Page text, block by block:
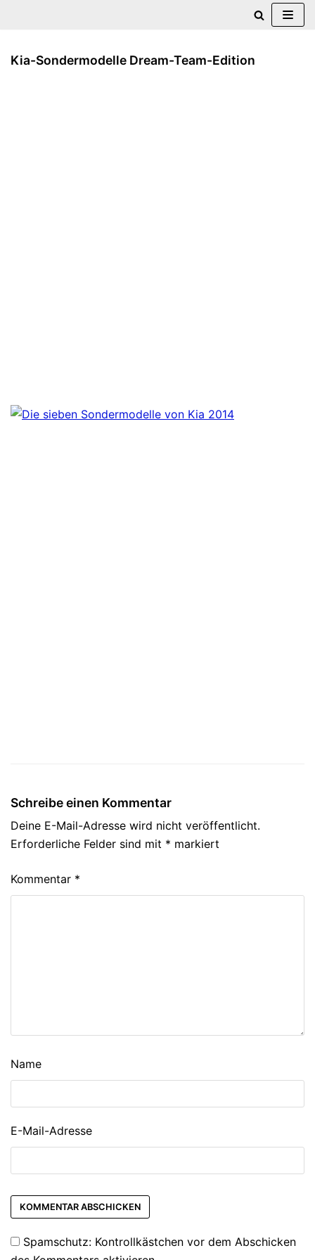
Inhalt
Kia-Sondermodelle Dream-Team-Edition
Schreibe einen Kommentar
Deine E-Mail-Adresse wird nicht veröffentlicht.
Erforderliche Felder sind mit * markiert
Kommentar *
Name
E-Mail-Adresse
Spamschutz: Kontrollkästchen vor dem Abschicken